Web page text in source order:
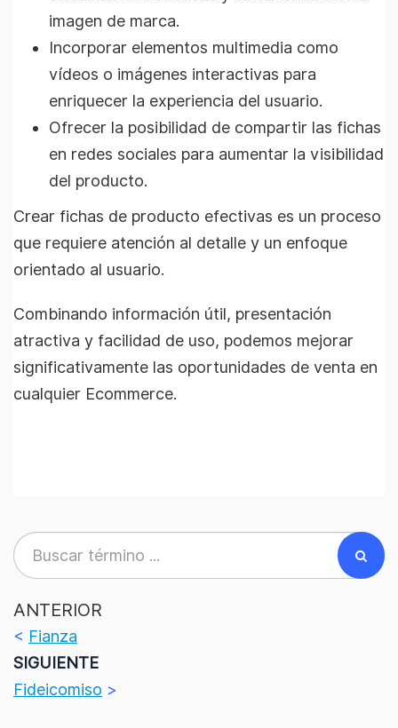
imagen de marca.
Incorporar elementos multimedia como
vídeos o imágenes interactivas para
enriquecer la experiencia del usuario.
Ofrecer la posibilidad de compartir las fichas
en redes sociales para aumentar la visibilidad
del producto.
Crear fichas de producto efectivas es un proceso
que requiere atención al detalle y un enfoque
orientado al usuario.
Combinando información útil, presentación
atractiva y facilidad de uso, podemos mejorar
significativamente las oportunidades de venta en
cualquier Ecommerce.
ANTERIOR
< Fianza
SIGUIENTE
Fideicomiso >